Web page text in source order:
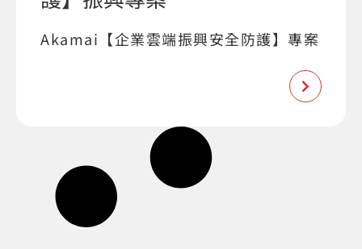
Akamai【企業雲端振興安全防護】專案